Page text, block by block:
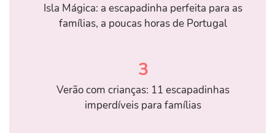
Isla Mágica: a escapadinha perfeita para as
famílias, a poucas horas de Portugal
3
Verão com crianças: 11 escapadinhas
imperdíveis para famílias